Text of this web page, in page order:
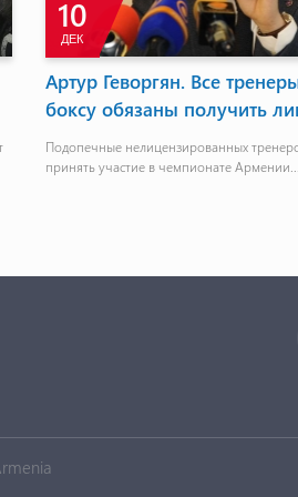
10
ДЕК
Артур Геворгян. Все
боксу обязаны получить
Подопечные нелицензированных
принять участие в чемпионате Армении...